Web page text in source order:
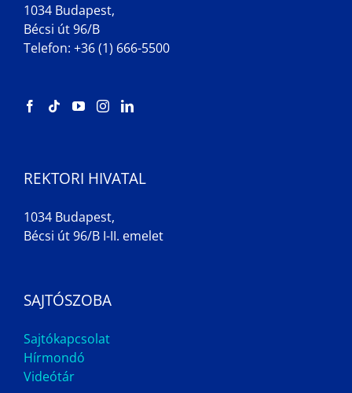
1034 Budapest,
Bécsi út 96/B
Telefon: +36 (1) 666-5500
REKTORI HIVATAL
1034 Budapest,
Bécsi út 96/B I-II. emelet
SAJTÓSZOBA
Sajtókapcsolat
Hírmondó
Videótár